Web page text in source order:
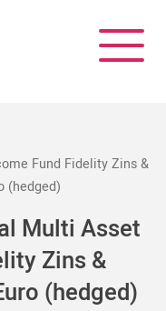
Fund Fidelity Zins &
(hedged)
Multi Asset
Zins &
(hedged)